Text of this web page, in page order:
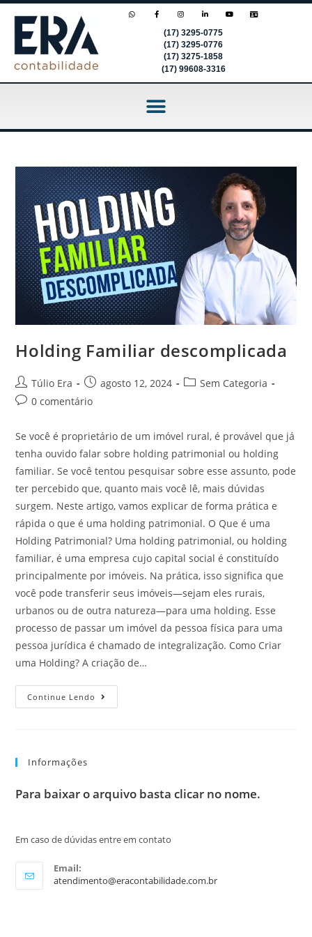
(17) 3295-0775
(17) 3295-0776
(17) 3275-1858
(17) 99608-3316
Holding Familiar descomplicada
Túlio Era agosto 12, 2024
Sem Categoria
0 comentário
Se você é proprietário de um imóvel rural, é provável que já
tenha ouvido falar sobre holding patrimonial ou holding
familiar. Se você tentou pesquisar sobre esse assunto, pode
ter percebido que, quanto mais você lê, mais dúvidas
surgem. Neste artigo, vamos explicar de forma prática e
rápida o que é uma holding patrimonial. O Que é uma
Holding Patrimonial? Uma holding patrimonial, ou holding
familiar, é uma empresa cujo capital social é constituído
principalmente por imóveis. Na prática, isso significa que
você pode transferir seus imóveis—sejam eles rurais,
urbanos ou de outra natureza—para uma holding. Esse
processo de passar um imóvel da pessoa física para uma
pessoa jurídica é chamado de integralização. Como Criar
uma Holding? A criação de…
Continue Lendo
Informações
Para baixar o arquivo basta clicar no nome.
Em caso de dúvidas entre em contato
Email:
atendimento@eracontabilidade.com.br